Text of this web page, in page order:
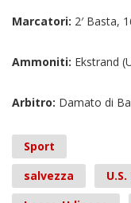
Marcatori: 2′ Basta,
Ammoniti: Ekstrand
Arbitro: Damato di
Sport
salvezza